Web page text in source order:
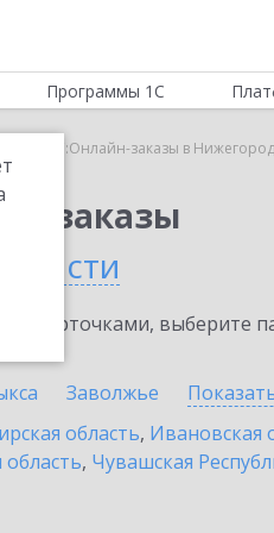
Программы 1С
1С:Онлайн-заказы в
заказы
карточками, выберите
Заволжье
область, Ивановская
область, Чувашская